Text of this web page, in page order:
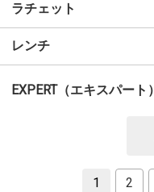
ラチェット
レンチ
EXPERT（エキスパート）
1 2